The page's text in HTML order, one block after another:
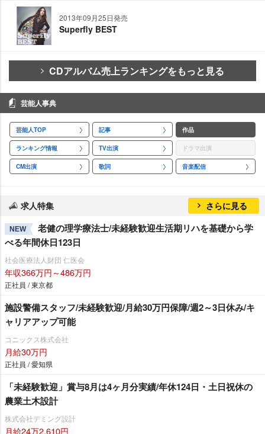
2013年09月25日発売
Superfly BEST
CDアルバム売上ランキングをもっと見る
芸能人事典
芸能人TOP 記事 作品
ランキング情報 TV出演 ドラマ出演
CM出演 歌詞 音楽配信
求人特集 さらに見る
NEW
老健の理学療法士/未経験歓迎生活期リハを基礎から学
べる年間休日123日
社会医療法人財団 仁医会
年収366万円～486万円
正社員 / 東京都
施設警備スタッフ/未経験歓迎/月給30万円保障/週2～3日休み/キ
ャリアアップ可能
コニックス株式会社
月給30万円
正社員 / 愛知県
「未経験歓迎」賞与8月は4ヶ月分実績/年休124日・土日祝休の
農業土木設計
株式会社デミング設計
月給24万2,610円